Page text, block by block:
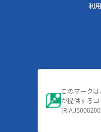
利
このマーク
が提供する